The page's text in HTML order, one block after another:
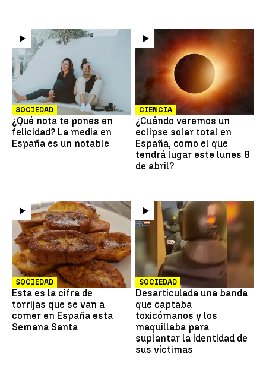
SOCIEDAD
¿Qué nota te pones en
felicidad? La media en
España es un notable
CIENCIA
¿Cuándo veremos un
eclipse solar total en
España, como el que
tendrá lugar este lunes 8
de abril?
SOCIEDAD
Esta es la cifra de
torrijas que se van a
comer en España esta
Semana Santa
SOCIEDAD
Desarticulada una banda
que captaba
toxicómanos y los
maquillaba para
suplantar la identidad de
sus víctimas